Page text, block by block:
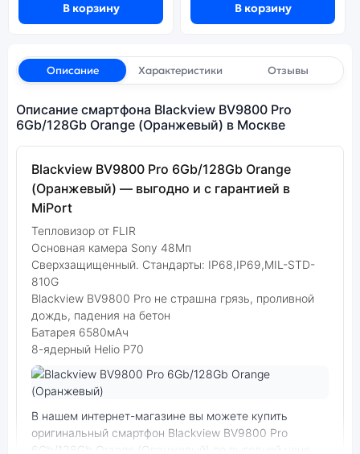
В корзину В корзину
Описание Характеристики Отзывы
Описание смартфона Blackview BV9800 Pro
6Gb/128Gb Orange (Оранжевый) в Москве
Blackview BV9800 Pro 6Gb/128Gb Orange
(Оранжевый) — выгодно и с гарантией в
MiPort
Тепловизор от FLIR
Основная камера Sony 48Мп
Сверхзащищенный. Стандарты: IP68,IP69,MIL-STD-
810G
Blackview BV9800 Pro не страшна грязь, проливной
дождь, падения на бетон
Батарея 6580мАч
8-ядерный Helio P70
В нашем интернет-магазине вы можете купить
оригинальный смартфон Blackview BV9800 Pro
6Gb/128Gb Orange (Оранжевый) по выгодной цене.